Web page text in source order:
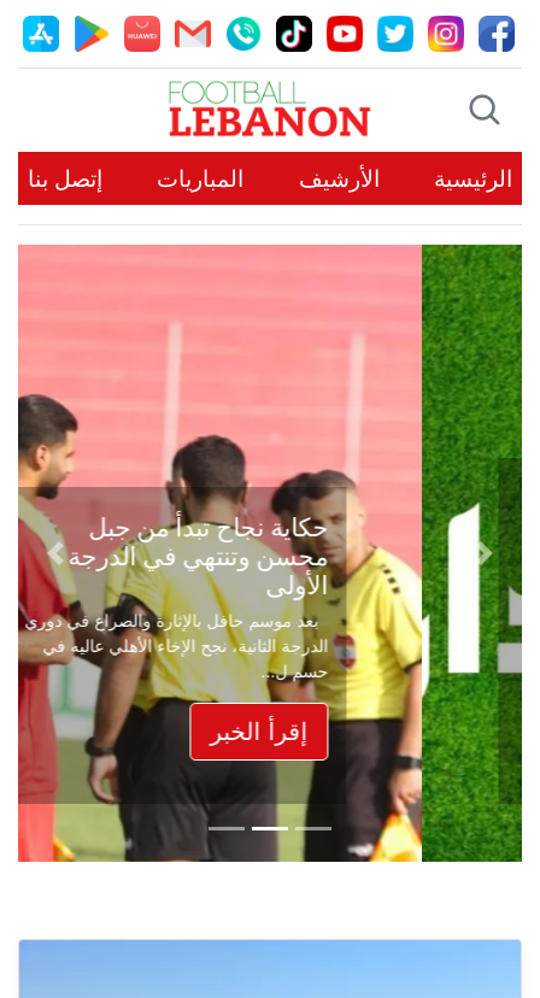
الرئيسية الأرشيف المباريات إتصل بنا
حكاية نجاح تبدأ من جبل
محسن وتنتهي في الدرجة
الأولى
بعد موسم حافل بالإثارة والصراع في دوري
الدرجة الثانية، نجح الإخاء الأهلي عاليه في
حسم ل...
إقرأ الخبر
Previous
Next